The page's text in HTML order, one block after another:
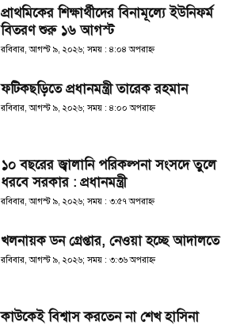
প্রাথমিকের শিক্ষার্থীদের বিনামূল্যে ইউনিফর্ম
বিতরণ শুরু ১৬ আগস্ট
রবিবার, আগস্ট ৯, ২০২৬; সময় : ৪:০৪ অপরাহ্ণ
ফটিকছড়িতে প্রধানমন্ত্রী তারেক রহমান
রবিবার, আগস্ট ৯, ২০২৬; সময় : ৪:০০ অপরাহ্ণ
১০ বছরের জ্বালানি পরিকল্পনা সংসদে তুলে
ধরবে সরকার : প্রধানমন্ত্রী
রবিবার, আগস্ট ৯, ২০২৬; সময় : ৩:৫৭ অপরাহ্ণ
খলনায়ক ডন গ্রেপ্তার, নেওয়া হচ্ছে আদালতে
রবিবার, আগস্ট ৯, ২০২৬; সময় : ৩:৩৬ অপরাহ্ণ
কাউকেই বিশ্বাস করতেন না শেখ হাসিনা